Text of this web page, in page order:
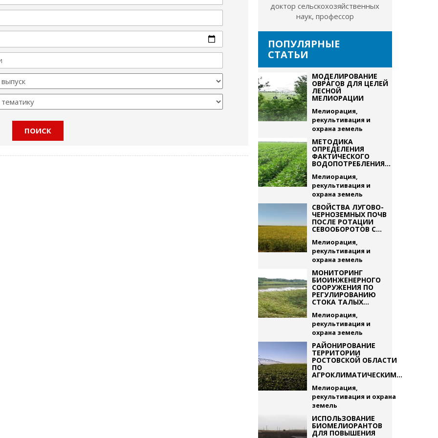
доктор сельскохозяйственных
наук, профессор
ПОПУЛЯРНЫЕ
СТАТЬИ
МОДЕЛИРОВАНИЕ
ОВРАГОВ ДЛЯ ЦЕЛЕЙ
ЛЕСНОЙ
МЕЛИОРАЦИИ
Мелиорация,
рекультивация и
охрана земель
МЕТОДИКА
ОПРЕДЕЛЕНИЯ
ФАКТИЧЕСКОГО
ВОДОПОТРЕБЛЕНИЯ...
Мелиорация,
рекультивация и
охрана земель
СВОЙСТВА ЛУГОВО-
ЧЕРНОЗЕМНЫХ ПОЧВ
ПОСЛЕ РОТАЦИИ
СЕВООБОРОТОВ С...
Мелиорация,
рекультивация и
охрана земель
МОНИТОРИНГ
БИОИНЖЕНЕРНОГО
СООРУЖЕНИЯ ПО
РЕГУЛИРОВАНИЮ
СТОКА ТАЛЫХ...
Мелиорация,
рекультивация и
охрана земель
РАЙОНИРОВАНИЕ
ТЕРРИТОРИИ
РОСТОВСКОЙ ОБЛАСТИ
ПО
АГРОКЛИМАТИЧЕСКИМ...
Мелиорация,
рекультивация и охрана
земель
ИСПОЛЬЗОВАНИЕ
БИОМЕЛИОРАНТОВ
ДЛЯ ПОВЫШЕНИЯ